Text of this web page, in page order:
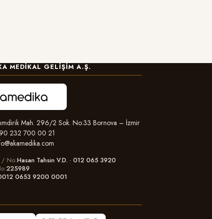
MEDIKAL GELIŞIM A.Ş.
Mah. 296/2 Sok. No:33 Bornova – İzmir
232 700 00 21
/ No Hasan Tahsin V.D. · 012 065 3920
225989
0653 9200 0001